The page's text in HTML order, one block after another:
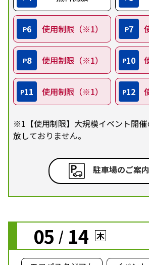
P6 使用制限（※1） P7
P8 使用制限（※1） P10
P11 使用制限（※1） P12
※1【使用制限】大規模イベント開
放しておりません。
駐車場のご案内
05 / 14 木